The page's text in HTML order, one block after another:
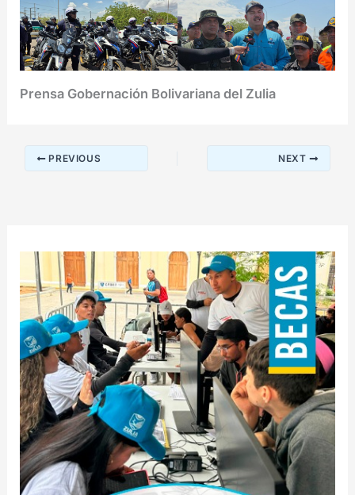
Prensa Gobernación Bolivariana del Zulia
PREVIOUS NEXT